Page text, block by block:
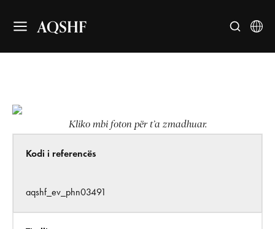
AQSHF
Kliko mbi foton për t’a zmadhuar.
Kodi i referencës
aqshf_ev_phn03491